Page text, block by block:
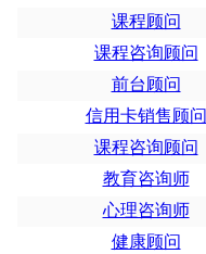
课程顾问
课程咨询顾问
前台顾问
信用卡销售顾问
课程咨询顾问
教育咨询师
心理咨询师
健康顾问